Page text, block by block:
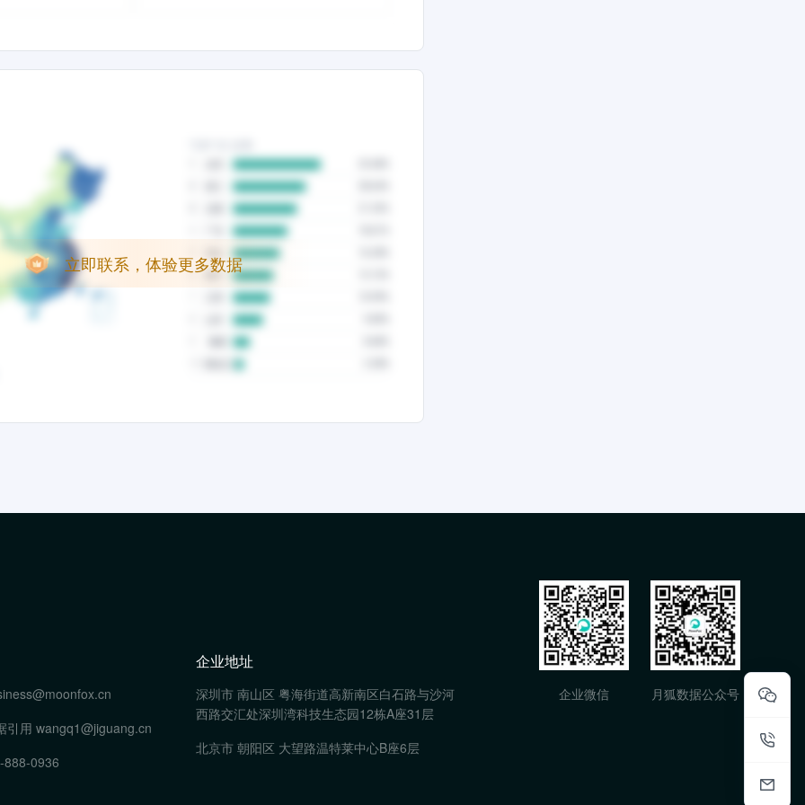
立即联系，体验更多数据
引用 wangq1@jiguang.cn
888-0936
企业地址
深圳市 南山区 粤海街道高新南区白石路与沙河
西路交汇处深圳湾科技生态园12栋A座31层
北京市 朝阳区 大望路温特莱中心B座6层
企业微信 月狐数据公众号